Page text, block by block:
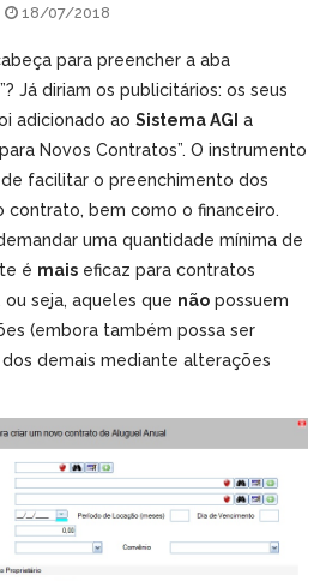
18/07/2018
para preencher a aba
Já diriam os publicitários: os seus
adicionado ao Sistema AGI a
Novos Contratos”. O instrumento
facilitar o preenchimento dos
contrato, bem como o financeiro.
uma quantidade mínima de
é mais eficaz para contratos
ou seja, aqueles que não possuem
(embora também possa ser
demais mediante alterações